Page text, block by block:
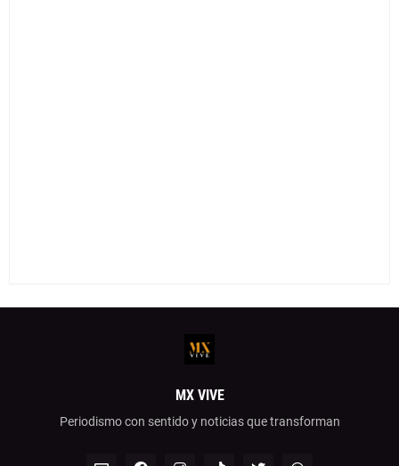
MX VIVE
Periodismo con sentido y noticias que transforman